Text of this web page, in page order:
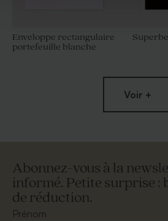
Enveloppe rectangulaire
portefeuille blanche
Enveloppe crème
Voir +
Abonnez-vous à la
informé. Petite surprise :
de réduction.
Prénom